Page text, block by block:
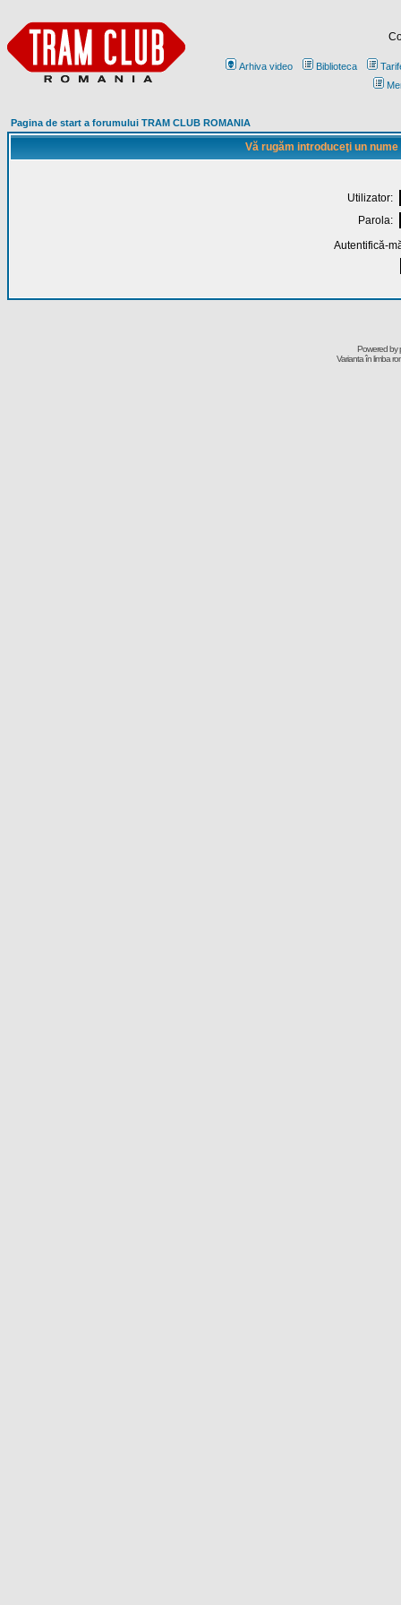
Arhiva video Biblioteca
Pagina de start a forumului TRAM CLUB ROMANIA
Vă rugăm introduceţi un
Utilizator:
Parola:
Autentifică-
Powered by
Varianta în limba